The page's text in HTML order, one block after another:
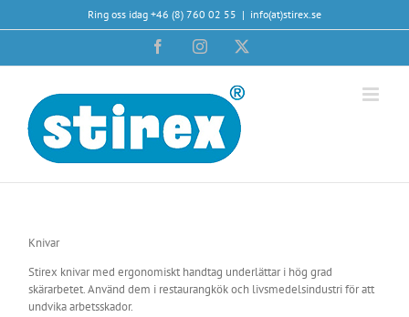
Ring oss idag +46 (8) 760 02 55 | info(at)stirex.se
FacebookInstagram
Knivar
Stirex knivar med ergonomiskt handtag underlättar i hög grad
skärarbetet. Använd dem i restaurangkök och livsmedelsindustri för att
undvika arbetsskador.